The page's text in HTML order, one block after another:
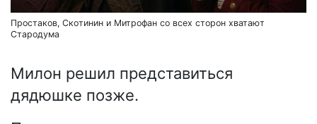
Простаков, Скотинин и Митрофан со всех сторон хватают
Стародума
Милон решил представиться
дядюшке позже.